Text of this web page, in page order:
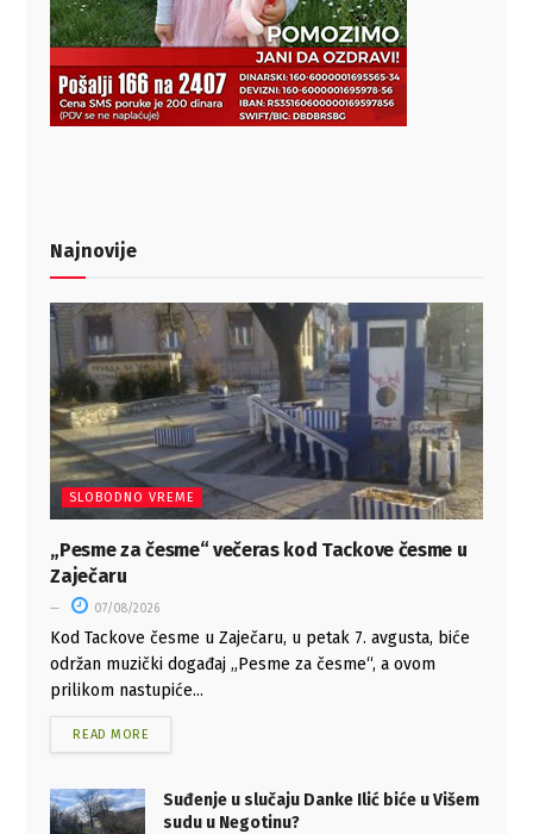
Najnovije
SLOBODNO VREME
„Pesme za česme“ večeras kod Tackove česme u
Zaječaru
07/08/2026
Kod Tackove česme u Zaječaru, u petak 7. avgusta, biće
održan muzički događaj „Pesme za česme“, a ovom
prilikom nastupiće...
READ MORE
Suđenje u slučaju Danke Ilić biće u Višem
sudu u Negotinu?